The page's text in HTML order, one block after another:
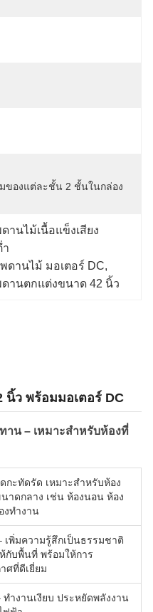
ของแต่ละชั้น 2 ชั้นในกล่อง
านไม้เนื้อแข็งเสียง
ดานไม้ มอเตอร์ DC,
านตกแต่งขนาด 42 นิ้ว
นิ้ว พร้อมมอเตอร์ DC
น – เหมาะสำหรับห้องที่
กะทัดรัด เหมาะสำหรับห้อง
าดกลาง เช่น ห้องนอน ห้อง
งทำงาน
เพิ่มความรู้สึกเป็นธรรมชาติ
กับพื้นที่ พร้อมให้การ
ศที่ดีเยี่ยม
ทำงานเงียบ ประหยัดพลังงาน